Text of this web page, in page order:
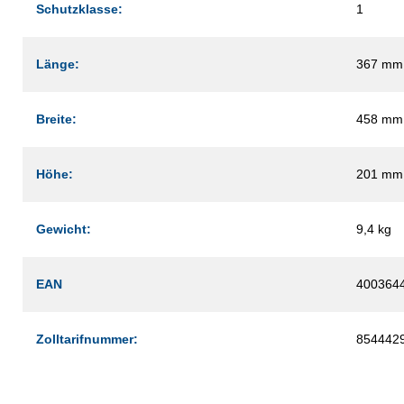
Schutzklasse: 1
Länge: 367 mm
Breite: 458 mm
Höhe: 201 mm
Gewicht: 9,4 kg
EAN
Zolltarifnummer: